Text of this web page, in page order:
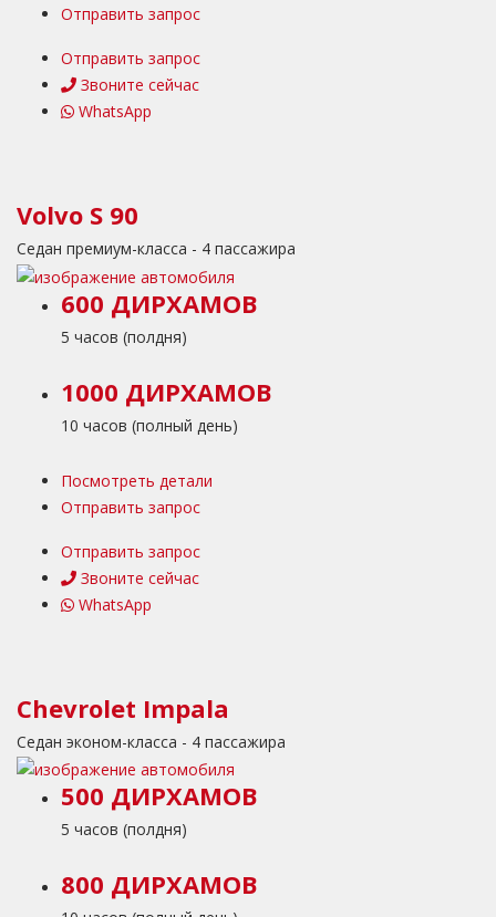
Отправить запрос
Отправить запрос
Звоните сейчас
WhatsApp
Volvo S 90
Седан премиум-класса - 4 пассажира
600 ДИРХАМОВ
5 часов (полдня)
1000 ДИРХАМОВ
10 часов (полный день)
Посмотреть детали
Отправить запрос
Отправить запрос
Звоните сейчас
WhatsApp
Chevrolet Impala
Седан эконом-класса - 4 пассажира
500 ДИРХАМОВ
5 часов (полдня)
800 ДИРХАМОВ